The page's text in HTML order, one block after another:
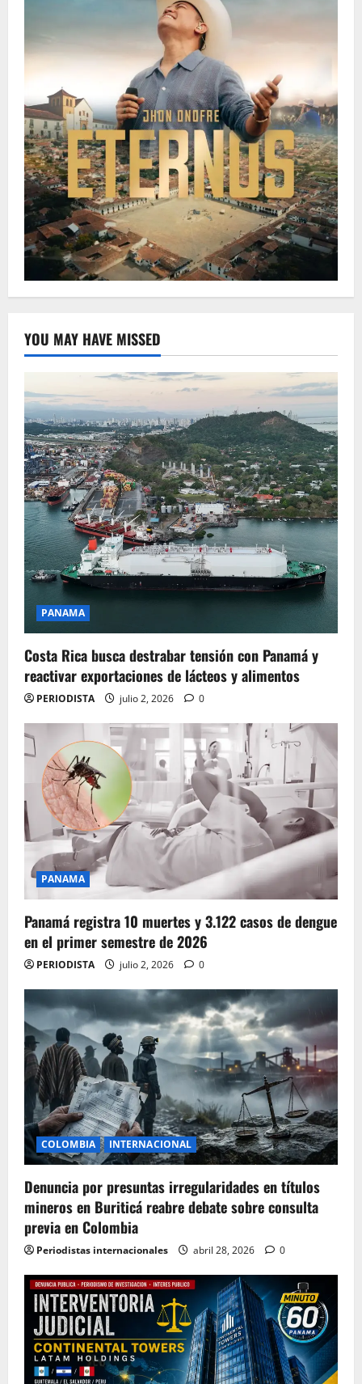
YOU MAY HAVE MISSED
PANAMA
Costa Rica busca destrabar tensión con Panamá y
reactivar exportaciones de lácteos y alimentos
PERIODISTA julio 2, 2026 0
PANAMA
Panamá registra 10 muertes y 3.122 casos de dengue
en el primer semestre de 2026
PERIODISTA julio 2, 2026 0
COLOMBIA INTERNACIONAL
Denuncia por presuntas irregularidades en títulos
mineros en Buriticá reabre debate sobre consulta
previa en Colombia
Periodistas internacionales abril 28, 2026 0